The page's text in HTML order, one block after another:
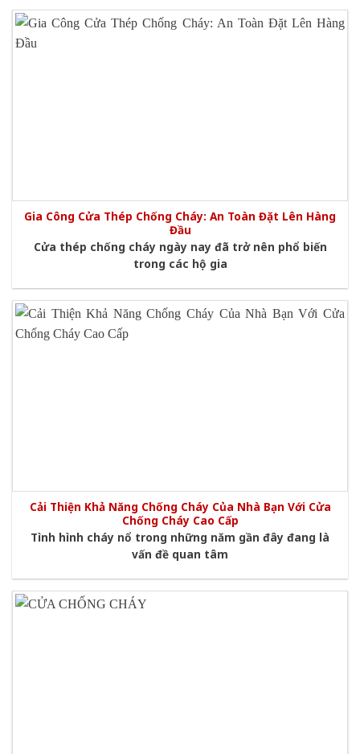
Gia Công Cửa Thép Chống Cháy: An Toàn Đặt Lên Hàng
Đầu
Cửa thép chống cháy ngày nay đã trở nên phổ biến
trong các hộ gia
Cải Thiện Khả Năng Chống Cháy Của Nhà Bạn Với Cửa
Chống Cháy Cao Cấp
Tình hình cháy nổ trong những năm gần đây đang là
vấn đề quan tâm